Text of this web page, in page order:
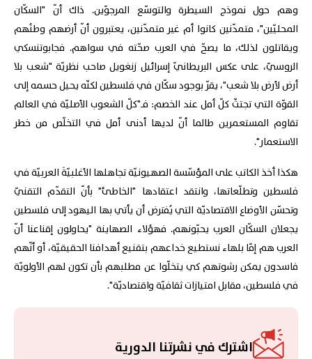
وهم حول نموذج السيطرة والتوسّع المرجوّين. ذاك أنّ "السكّان
المحليّين"، متمدّنين كانوا أم غير متمدّنين، يعتبرون أنّ أرضهم وطنُهم
ويقاتلون لذلك، ما يصحّ في العرب صحّته في سواهم. فجابوتنسكي
الروسيّ، على عكس البريطانيّ إسرائيل زنغويل صاحب نظريّة "شعب بلا
أرض لأرض بلا شعب"، يقرّ بوجود سكّان في فلسطين لكنّه يحيل حسمه إلى
القوّة التي تجتثّ كلّ أمل عند الخصم: فـ"كلّ الشعوب الأصليّة في العالم
تقاوم المستعمرين طالما أنّ لديها أدنى أمل في التخلّص من خطر
الاستعمار".
هكذا أخذ الكاتب على المؤسّسة الصهيونيّة تجاهلها الأغلبيّةَ العربيّة في
فلسطين وتطلّعاتها، وانتقد اعتقادها "الخاطئ" بأنّ التقدّم التقنيّ
وتحسّن الأوضاع الاقتصاديّة التي يُفترض أن يأتي بها اليهود إلى فلسطين
يجعلان السكّان العرب يحبّونهم. فهؤلاء الصهاينة "يحاولون إقناعنا أنّ
العرب هم إمّا بلهاء نستطيع خداعهم بتقنيع أهدافنا الحقيقيّة، أو أنّهم
فاسدون يمكن رشوتهم كي يتخلّوا عن مطلبهم بأن تكون لهم الأولويّة
في فلسطين، مقابل امتيازات ثقافيّة واقتصاديّة".
اشترك في نشرتنا الدورية